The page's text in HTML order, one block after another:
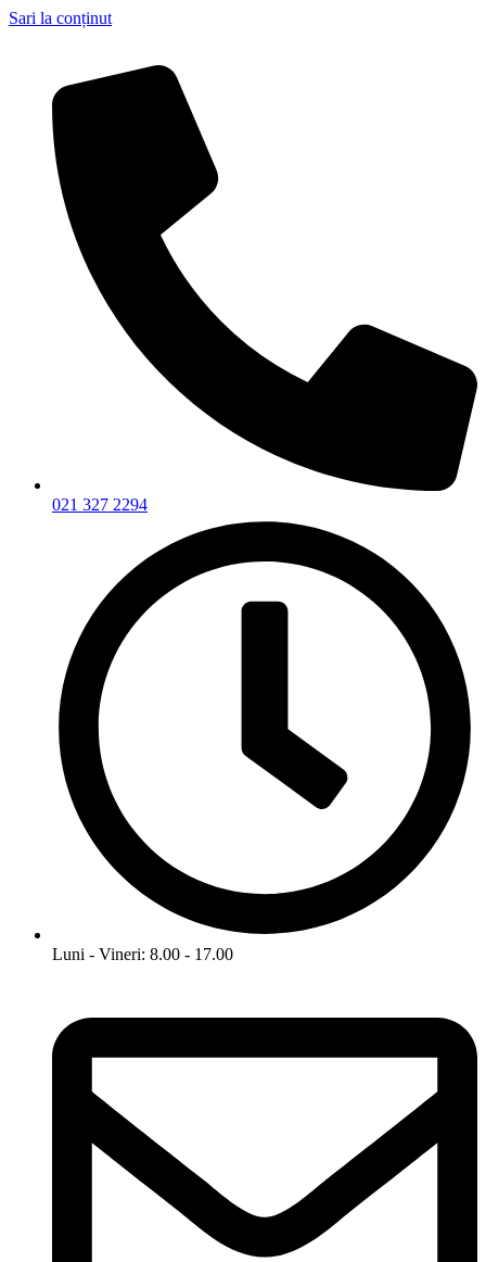
Sari la conținut
021 327 2294
Luni - Vineri: 8.00 - 17.00